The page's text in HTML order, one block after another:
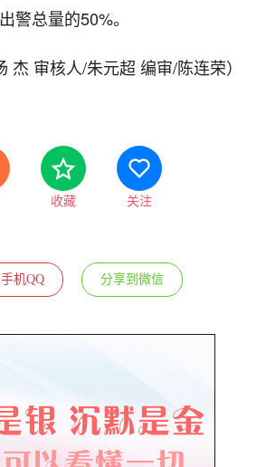
警总量的50%。
杰 审核人/朱元超 编审/陈连荣）
收藏 关注
机QQ 分享到微信